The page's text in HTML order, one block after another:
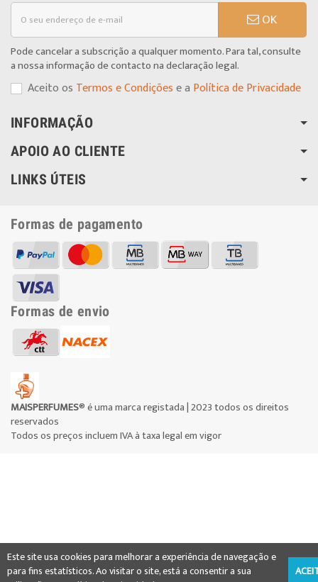
OK
Pode cancelar a subscrição a qualquer momento. Para tal, consulte
a nossa informação de contacto na declaração legal.
Aceito os Termos e Condiçõese a Política de Privacidade
INFORMAÇÃO
APOIO AO CLIENTE
LINKS ÚTEIS
Formas de pagamento
Formas de envio
MAISPERFUMES® é uma marca registada | 2023 todos os direitos
reservados
Todos os preços incluem IVA à taxa legal em vigor
Este site usa cookies para melhorar a experiência de navegação e
para fins estatísticos. Ao visitar o site, está a consentir a sua